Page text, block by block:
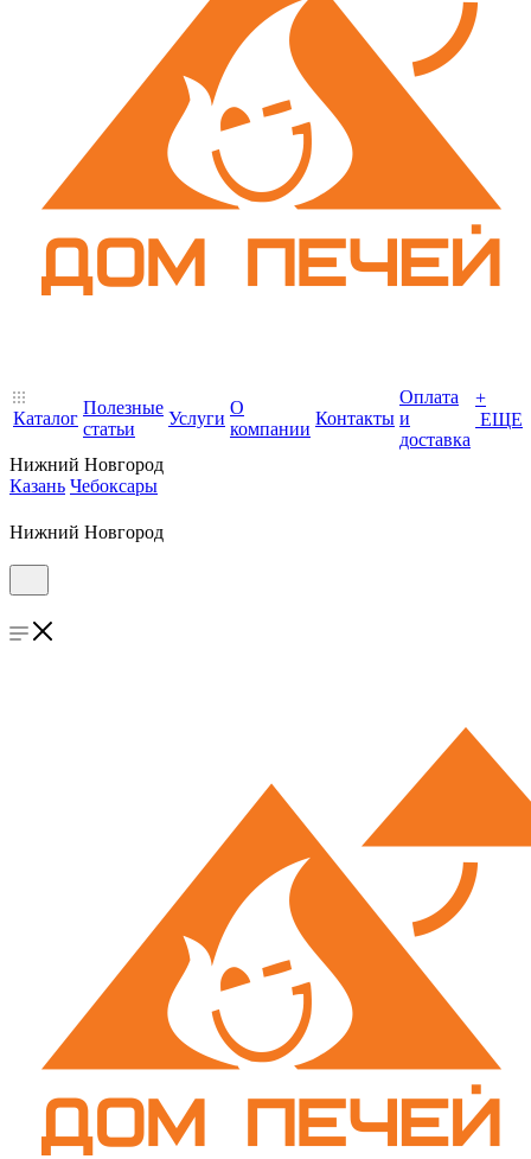
Каталог
Полезные
статьи
Услуги
О
компании
Контакты
Оплата
и
доставка
+
ЕЩЕ
Нижний Новгород
Казань Чебоксары
Нижний Новгород